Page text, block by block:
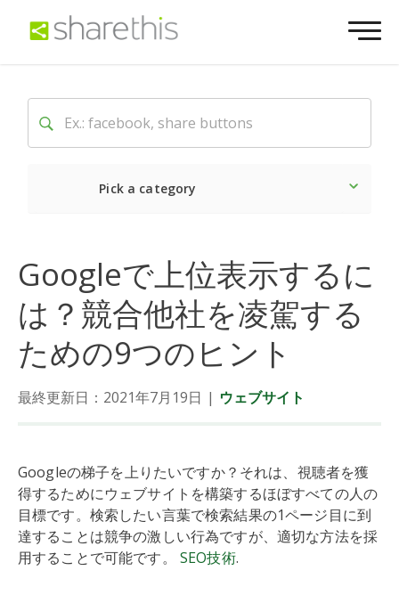
Pick a category
Googleで上位表示するに
は？競合他社を凌駕する
ための9つのヒント
最終更新日：2021年7月19日 | ウェブサイト
Googleの梯子を上りたいですか？それは、視聴者を獲
得するためにウェブサイトを構築するほぼすべての人の
目標です。検索したい言葉で検索結果の1ページ目に到
達することは競争の激しい行為ですが、適切な方法を採
用することで可能です。 SEO技術.